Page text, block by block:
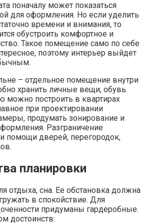
поначалу может показаться
для оформления. Но если уделить
времени и внимания, то
обустроить комфортное и
Такое помещение само по себе
поэтому интерьер выйдет
– отдельное помещение внутри
хранить личные вещи, обувь.
можно построить в квартирах
при проектировании
продумать зонирование и
Разграничение
помощи дверей, перегородок,
планировки
отдыха, сна. Ее обстановка должна
в спокойствие. Для
придуманы гардеробные.
достоинств: